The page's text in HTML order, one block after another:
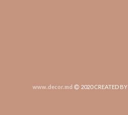
www.decor.md 2020 CREATED BY